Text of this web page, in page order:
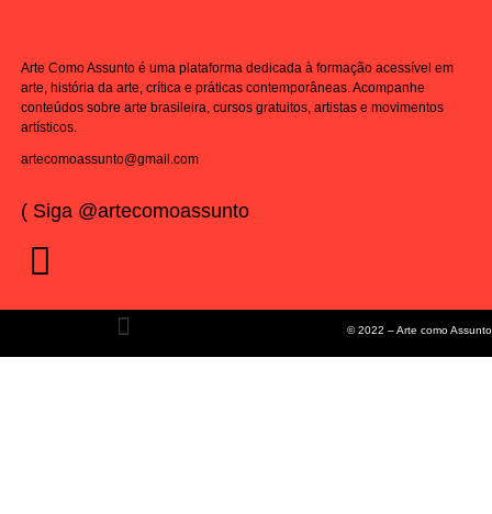
Arte Como Assunto é uma plataforma dedicada à formação acessível em
arte, história da arte, crítica e práticas contemporâneas. Acompanhe
conteúdos sobre arte brasileira, cursos gratuitos, artistas e movimentos
artísticos.
artecomoassunto@gmail.com
( Siga @artecomoassunto
© 2022 – Arte como Assunto